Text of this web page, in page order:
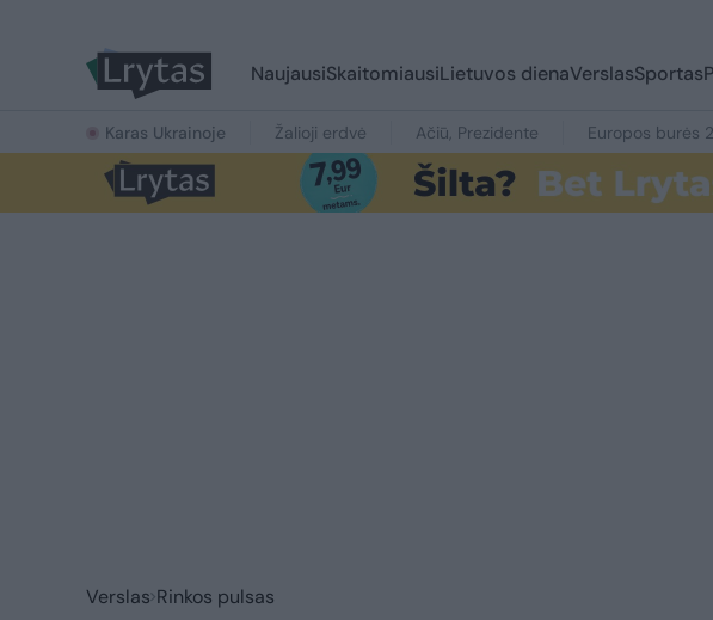
NaujausiSkaitomiausiLietuvos dienaVerslasSportas
Karas Ukrainoje Žalioji erdvė Ačiū, Prezidente Europos burės
Verslas Rinkos pulsas